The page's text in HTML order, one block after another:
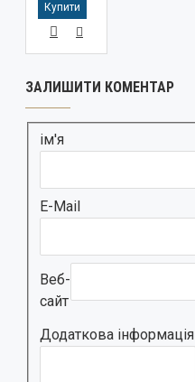
Купити
ЗАЛИШИТИ КОМЕНТАР
ім'я
E-Mail
Веб-
сайт
Додаткова інформація